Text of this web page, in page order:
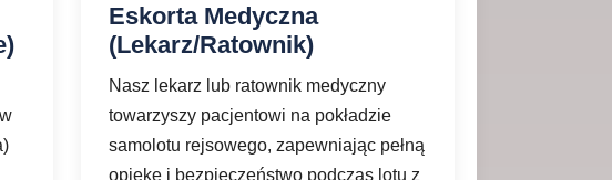
Eskorta Medyczna
(Lekarz/Ratownik)
Nasz lekarz lub ratownik medyczny
towarzyszy pacjentowi na pokładzie
samolotu rejsowego, zapewniając pełną
opiekę i bezpieczeństwo podczas lotu z